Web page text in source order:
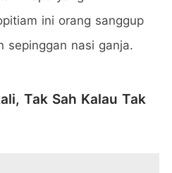
ini orang sanggup
sepinggan nasi ganja.
Tak Sah Kalau Tak